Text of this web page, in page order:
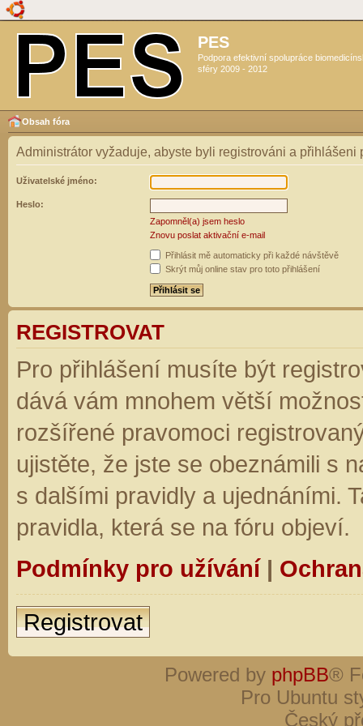
PES
Podpora efektivní spolupráce
sféry 2009 - 2012
Obsah fóra
Administrátor vyžaduje, abyste byli registrováni a přihlášeni
Uživatelské jméno:
Heslo:
Zapomněl(a) jsem heslo
Znovu poslat aktivační e-mail
Přihlásit mě automaticky při každé návštěvě
Skrýt můj online stav pro toto přihlášení
REGISTROVAT
Pro přihlášení musíte být
dává vám mnohem větší
rozšířené pravomoci
ujistěte, že jste se obeznámili s
s dalšími pravidly a ujednáními.
pravidla, která se na fóru objeví.
Podmínky pro užívání|
Registrovat
Powered by phpBB®
Pro Ubuntu
Český